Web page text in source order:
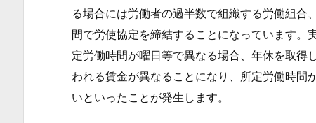
す
る
記
る場合には労働者の過半数で組織する労働組
間で労使協定を締結することになっています。
定労働時間が曜日等で異なる場合、年休を取得
われる賃金が異なることになり、所定労働時間
いといったことが発生します。